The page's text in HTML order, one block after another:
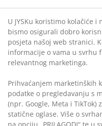
U JYSKu koristimo kolačiće
bismo osigurali dobro
posjeta našoj web stranici.
informacije o vama u svrhu
relevantnog marketinga.
Prihvaćanjem marketinških
podatke o pregledavanju s
(npr. Google, Meta i TikTok)
statične oglase. Više o